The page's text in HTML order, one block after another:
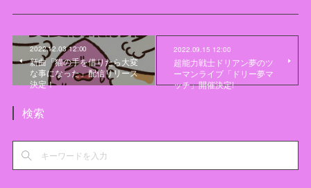
2022.12.03 12:00
新曲「猫の手を借りたら大変
な事になった」配信リリース
決定！
2022.09.15 12:00
超能力戦士ドリアン夢のツ
ーマンライブ「ドリー夢マ
ッチ」開催決定!
検索